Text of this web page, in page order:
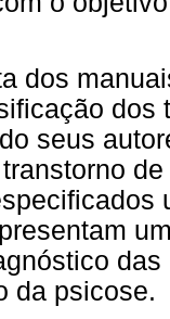
dos
dos
seus
da psicose.